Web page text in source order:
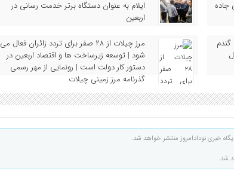
جاده‌
ایلام به‌ عنوان دستگاه برتر خدمت‌ رسانی در
اربعین
هزار تن گندم
مرز چیلات از ۲۸ صفر برای تردد زائران فعال می‌
شود | توسعه زیرساخت‌ ها و اقتصاد اربعین در
دستور کار دولت است | رونمایی از مهر رسمی
گذرنامه مرز زمینی چیلات
خبری نودادامروز منتشر خواهد شد.
شد.